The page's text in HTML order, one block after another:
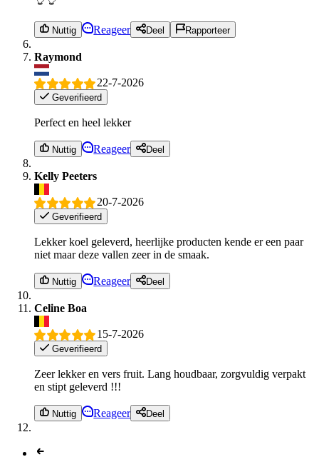
Nuttig Reageer Deel Rapporteer
Raymond
22-7-2026
Geverifieerd
Perfect en heel lekker
Nuttig Reageer Deel
Kelly Peeters
20-7-2026
Geverifieerd
Lekker koel geleverd, heerlijke producten kende er een paar
niet maar deze vallen zeer in de smaak.
Nuttig Reageer Deel
Celine Boa
15-7-2026
Geverifieerd
Zeer lekker en vers fruit. Lang houdbaar, zorgvuldig verpakt
en stipt geleverd !!!
Nuttig Reageer Deel